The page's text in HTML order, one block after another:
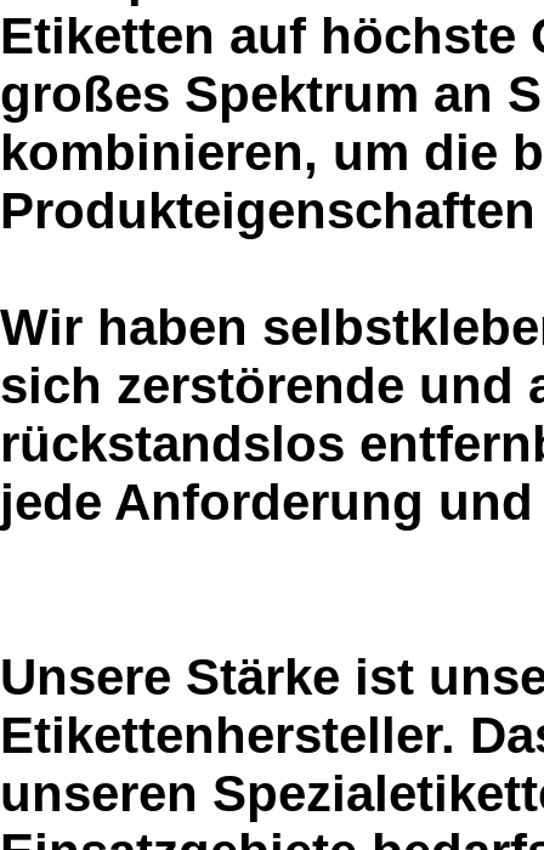
Etiketten auf höchste
großes Spektrum an
kombinieren, um die
Wir haben
sich zerstörende und
rückstandslos
jede Anforderung
Unsere Stärke ist
Etikettenhersteller.
unseren